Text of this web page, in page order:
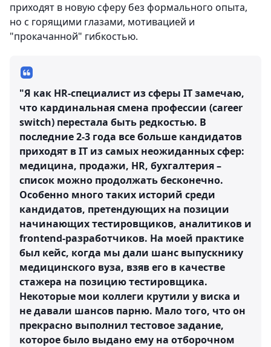
приходят в новую сферу без формального опыта,
но с горящими глазами, мотивацией и
"прокачанной" гибкостью.
"Я как HR-специалист из сферы IT замечаю,
что кардинальная смена профессии (career
switch) перестала быть редкостью. В
последние 2-3 года все больше кандидатов
приходят в IT из самых неожиданных сфер:
медицина, продажи, HR, бухгалтерия –
список можно продолжать бесконечно.
Особенно много таких историй среди
кандидатов, претендующих на позиции
начинающих тестировщиков, аналитиков и
frontend-разработчиков. На моей практике
был кейс, когда мы дали шанс выпускнику
медицинского вуза, взяв его в качестве
стажера на позицию тестировщика.
Некоторые мои коллеги крутили у виска и
не давали шансов парню. Мало того, что он
прекрасно выполнил тестовое задание,
которое было выдано ему на отборочном